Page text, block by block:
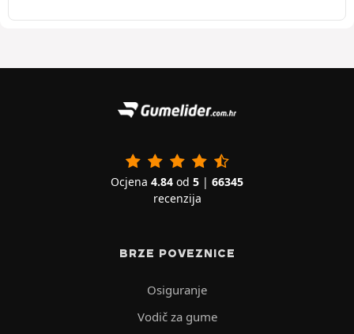
Ocjena 4.84 od 5 | 66345
recenzija
BRZE POVEZNICE
Osiguranje
Vodič za gume